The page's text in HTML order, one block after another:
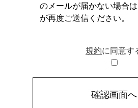
のメールが届かない場合
が再度ご送信ください。
規約に同意す